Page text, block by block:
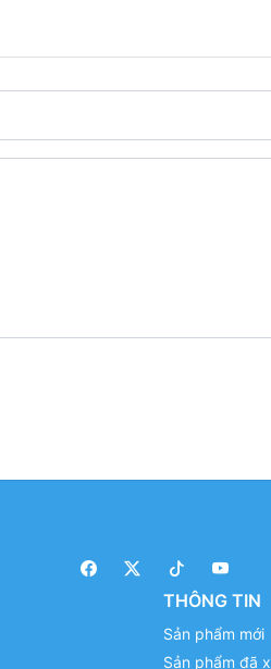
THÔNG TIN
Sản phẩm mới
Sản phẩm đã